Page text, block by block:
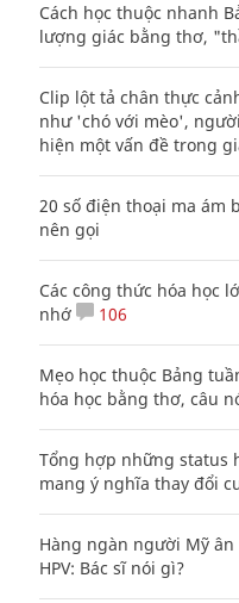
Cách học thuộc nhanh
lượng giác bằng thơ,
Clip lột tả chân thực
như 'chó với mèo',
hiện một vấn đề trong
20 số điện thoại ma ám
nên gọi
Các công thức hóa học
nhớ
106
Mẹo học thuộc Bảng
hóa học bằng thơ, câu
Tổng hợp những status
mang ý nghĩa thay đổi
Hàng ngàn người Mỹ
HPV: Bác sĩ nói gì?